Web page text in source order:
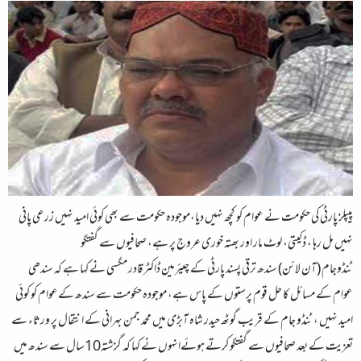
پیپلز پارٹی کی حکومت نے عوام کو کچھ نہیں دیا،موجودہ حکومت سے بھی کوئی امید نہیں زرعی پانی
نہیں مل رہا ، ڈکیتی، لوٹ مار اور بھتہ خوری عروج پر ہے، صحافیوں سے گفتگو
ٹنڈوجام (آن لائن) سندھ ترقی پسند پارٹی کے چیئرمین ڈاکٹر قادر مگسی نے کہا ہے کہ سندھی
عوام کے مسائل کا حل قوم پرستوں کے پاس ہے، موجودہ حکومت سے سندھ کےعوام کو کوئی
امید نہیں ، ٹنڈو جام کے قریب گوٹھ حیدر شاہ آبڑی میں محمد جمن بہرانی کے انتقال پر ورثاء سے
تعزیت کے بعد صحافیوں سے گفتگو کرتے ہوئےانہوں نے کہا کہ گزشتہ10سال سے سندھ میں